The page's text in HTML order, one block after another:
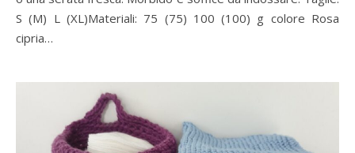
S (M) L (XL)Materiali: 75 (75) 100 (100) g colore Rosa
cipria…